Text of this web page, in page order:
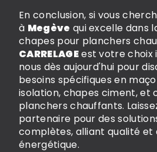
En conclusion, si vous
à Megève qui excelle dans
chapes pour planchers
CARRELAGEest votre choix
nous dès aujourd'hui pour
besoins spécifiques en
isolation, chapes ciment, et
planchers chauffants.
partenaire pour des
complètes, alliant qualité
énergétique.